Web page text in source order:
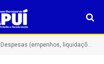
Despesas (empenhos, liquidações e pagamentos)